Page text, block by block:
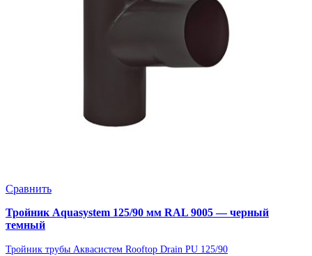
Сравнить
Тройник Aquasystem 125/90 мм RAL 9005 — черный
темный
Тройник трубы Аквасистем Rooftop Drain PU 125/90